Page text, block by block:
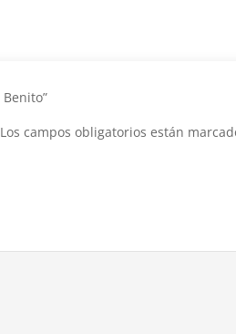
Los campos obligatorios están